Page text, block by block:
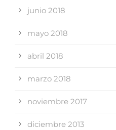
junio 2018
mayo 2018
abril 2018
marzo 2018
noviembre 2017
diciembre 2013